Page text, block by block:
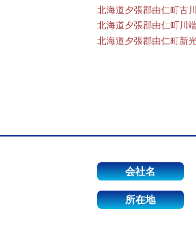
北海道夕張郡由仁町古川
北海道夕張郡由仁町川
北海道夕張郡由仁町新
会社名
所在地